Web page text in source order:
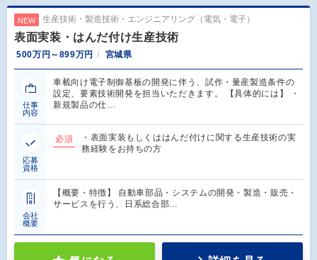
NEW 生産技術・製造技術・エンジニアリング（電気・電子）
表面実装・はんだ付け生産技術
500万円～899万円 宮城県
仕事
内容
車載向け電子制御基板の開発に伴う、試作・量産製造条件の
設定、要素技術開発を担当いただきます。 【具体的には】 ・
新規製品の仕…
応募
資格
必須
・表面実装もしくははんだ付けに関する生産技術の実
務経験をお持ちの方
会社
概要
【概要・特徴】 自動車部品・システムの開発・製造・販売・
サービスを行う、日系総合部…